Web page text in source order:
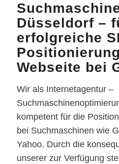
Düsseldorf –
erfolgreiche
Webseite bei
Wir als Internetagentur –
kompetent für die
bei Suchmaschinen wie
Yahoo. Durch die
unserer zur Verfügung